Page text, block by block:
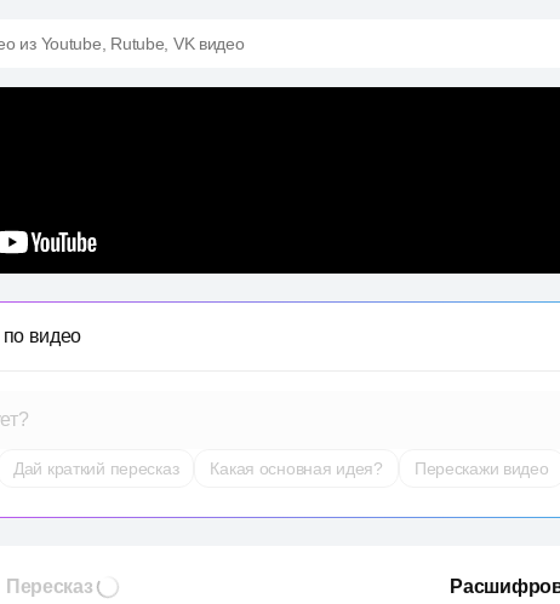
из Youtube, Rutube, VK видео
видео
Дай краткий пересказ Какая основная идея? Перескажи видео
Пересказ